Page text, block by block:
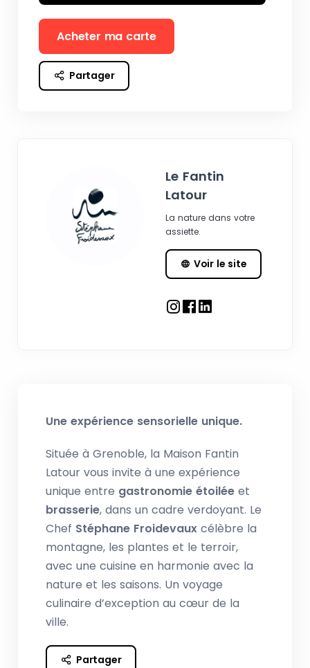
Acheter ma carte
Partager
Le Fantin
Latour
La nature dans votre
assiette.
Voir le site
Une expérience sensorielle unique.
Située à Grenoble, la Maison Fantin
Latour vous invite à une expérience
unique entre gastronomie étoilée et
brasserie, dans un cadre verdoyant. Le
Chef Stéphane Froidevaux célèbre la
montagne, les plantes et le terroir,
avec une cuisine en harmonie avec la
nature et les saisons. Un voyage
culinaire d’exception au cœur de la
ville.
Partager